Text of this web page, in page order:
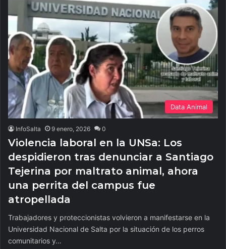
Data Animal
InfoSalta 9 enero, 2026 0
Violencia laboral en la UNSa: Los
despidieron tras denunciar a Santiago
Tejerina por maltrato animal, ahora
una perrita del campus fue
atropellada
Trabajadores y proteccionistas volvieron a manifestarse en la
Universidad Nacional de Salta por la situación de los perros
comunitarios y…